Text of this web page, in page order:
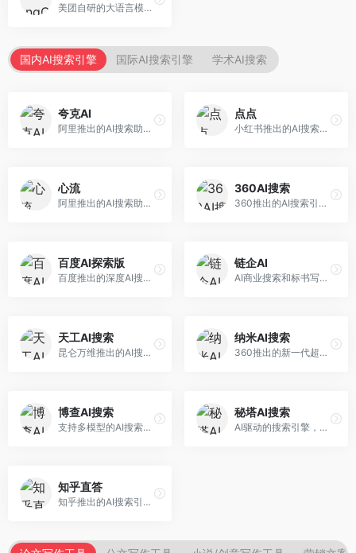
美团自研的大语言模型对话平台，专注于本地生活服务场景。面向美团生态用户，提供智能推荐、服务问答等功能，本地生活知识覆盖全面。
国内AI搜索引擎 国际AI搜索引擎 学术AI搜索
夸克AI
阿里推出的AI搜索助手，整合搜索与AI功能。面向年轻用户，提供智能搜索、文档处理、学习辅助等服务，与夸克生态深度整合。
点点
小红书推出的AI搜索应用，专注于生活方式内容搜索。面向小红书用户，提供生活攻略、消费决策、内容推荐等服务，生活方式内容丰富。
心流
阿里推出的AI搜索助手，专注于智能信息获取。面向普通用户，提供智能搜索、内容整理、知识问答等服务，与阿里生态深度整合。
360AI搜索
360推出的AI搜索引擎，专注于安全智能搜索。面向普通用户，提供智能问答、网页搜索、内容整理等服务，安全防护能力强。
百度AI探索版
百度推出的深度AI搜索引擎，整合百度知识图谱。面向中文用户，提供智能问答、知识探索、内容生成等服务，知识覆盖面广。
链企AI
AI商业搜索和标书写作工具，专注于企业服务场景。面向企业用户，提供商业信息搜索、标书生成、企业分析等服务，商业信息专业。
天工AI搜索
昆仑万维推出的AI搜索引擎，整合大模型与搜索能力。面向普通用户，提供智能问答、深度搜索、内容整理等服务，中文搜索体验好。
纳米AI搜索
360推出的新一代超级AI搜索，深度整合360搜索资源。面向普通用户，提供智能问答、多模态搜索、内容生成等服务，安全可靠。
博查AI搜索
支持多模型的AI搜索引擎，整合多种大模型能力。面向AI爱好者，提供多模型搜索、答案对比、深度分析等服务，模型选择灵活。
秘塔AI搜索
AI驱动的搜索引擎，专注于无广告直达结果。面向研究者和信息获取需求者，提供深度搜索、来源标注、答案整理等服务，搜索结果干净准确，信息可信度高。
知乎直答
知乎推出的AI搜索引擎，专注于知识问答场景。面向知识获取者，提供知乎内容搜索、智能问答、知识整理等服务，专业知识丰富。